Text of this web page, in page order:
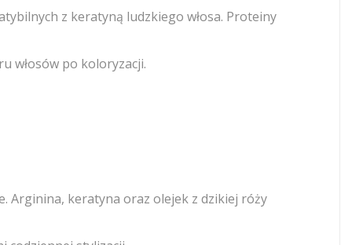
z keratyną ludzkiego włosa. Proteiny
włosów po koloryzacji.
Arginina, keratyna oraz olejek z dzikiej róży